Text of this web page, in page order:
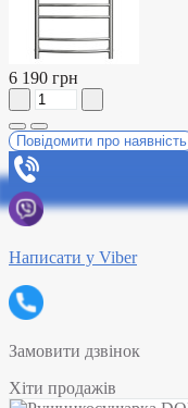
6 190 грн
Повідомити про наявність
Написати у Viber
Замовити дзвінок
Хіти продажів